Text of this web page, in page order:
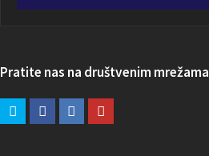
Pratite nas na društvenim mrežama